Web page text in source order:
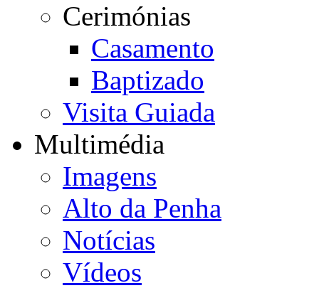
Cerimónias
Casamento
Baptizado
Visita Guiada
Multimédia
Imagens
Alto da Penha
Notícias
Vídeos